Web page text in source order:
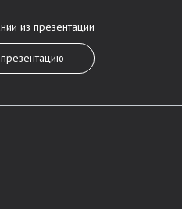
из презентации